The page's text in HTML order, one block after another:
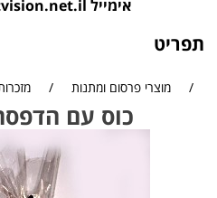
אימייל
תפריט
/ מוצרי פרסום ומתנות /
כוס עם